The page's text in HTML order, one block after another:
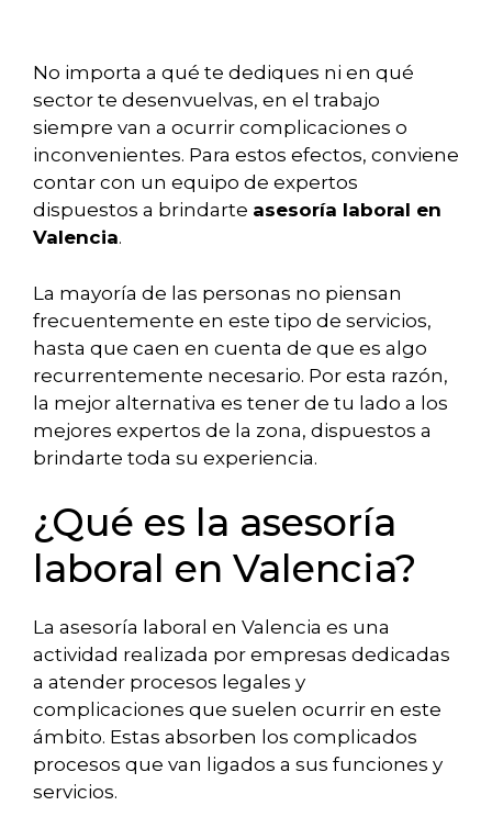
No importa a qué te dediques ni en qué
sector te desenvuelvas, en el trabajo
siempre van a ocurrir complicaciones o
inconvenientes. Para estos efectos, conviene
contar con un equipo de expertos
dispuestos a brindarte asesoría laboral en
Valencia.
La mayoría de las personas no piensan
frecuentemente en este tipo de servicios,
hasta que caen en cuenta de que es algo
recurrentemente necesario. Por esta razón,
la mejor alternativa es tener de tu lado a los
mejores expertos de la zona, dispuestos a
brindarte toda su experiencia.
¿Qué es la asesoría
laboral en Valencia?
La asesoría laboral en Valencia es una
actividad realizada por empresas dedicadas
a atender procesos legales y
complicaciones que suelen ocurrir en este
ámbito. Estas absorben los complicados
procesos que van ligados a sus funciones y
servicios.